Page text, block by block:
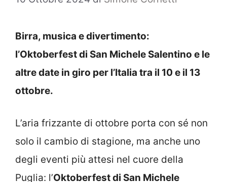
Birra, musica e divertimento:
l’Oktoberfest di San Michele Salentino e le
altre date in giro per l’Italia tra il 10 e il 13
ottobre.
L’aria frizzante di ottobre porta con sé non
solo il cambio di stagione, ma anche uno
degli eventi più attesi nel cuore della
Puglia: l’Oktoberfest di San Michele